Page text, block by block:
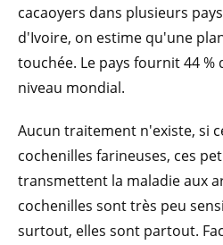
cacaoyers dans plusieurs
d'Ivoire, on estime qu'une
touchée. Le pays fournit 44 %
niveau mondial.
Aucun traitement n'existe, si
cochenilles farineuses, ces
transmettent la maladie aux
cochenilles sont très peu
surtout, elles sont partout.